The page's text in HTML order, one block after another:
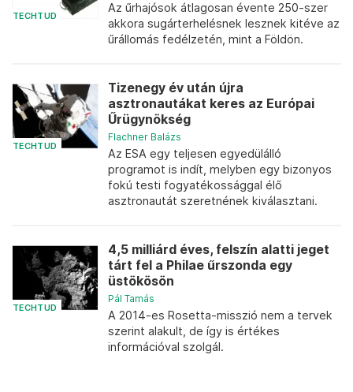
TECHTUD
Az űrhajósok átlagosan évente 250-szer
akkora sugárterhelésnek lesznek kitéve az
űrállomás fedélzetén, mint a Földön.
TECHTUD
Tizenegy év után újra
asztronautákat keres az Európai
Űrügynökség
Flachner Balázs
Az ESA egy teljesen egyedülálló
programot is indít, melyben egy bizonyos
fokú testi fogyatékossággal élő
asztronautát szeretnének kiválasztani.
TECHTUD
4,5 milliárd éves, felszín alatti jeget
tárt fel a Philae űrszonda egy
üstökösön
Pál Tamás
A 2014-es Rosetta-misszió nem a tervek
szerint alakult, de így is értékes
információval szolgál.